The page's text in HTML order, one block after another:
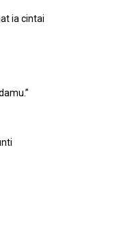
ia cintai